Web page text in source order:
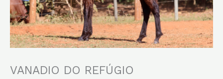
VANADIO DO REFÚGIO